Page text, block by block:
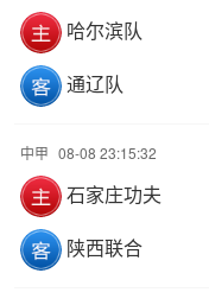
哈尔滨队
通辽队
中甲 08-08 23:15:32
石家庄功夫
陕西联合